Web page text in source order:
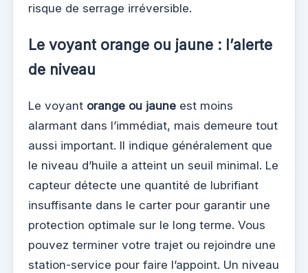
risque de serrage irréversible.
Le voyant orange ou jaune : l’alerte
de niveau
Le voyant orange ou jaune est moins
alarmant dans l’immédiat, mais demeure tout
aussi important. Il indique généralement que
le niveau d’huile a atteint un seuil minimal. Le
capteur détecte une quantité de lubrifiant
insuffisante dans le carter pour garantir une
protection optimale sur le long terme. Vous
pouvez terminer votre trajet ou rejoindre une
station-service pour faire l’appoint. Un niveau